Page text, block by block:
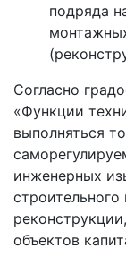
подряда
Согласно
«Функции
выполняться
инженерных
строительного
объектов